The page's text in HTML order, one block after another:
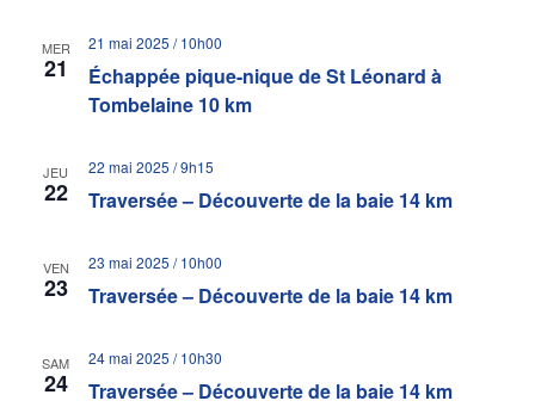
MER
21
Échappée pique-nique de St Léonard à
Tombelaine 10 km
21 mai 2025 / 10h00
JEU
22 Traversée – Découverte de la baie 14 km
22 mai 2025 / 9h15
VEN
23 Traversée – Découverte de la baie 14 km
23 mai 2025 / 10h00
SAM
24 Traversée – Découverte de la baie 14 km
24 mai 2025 / 10h30